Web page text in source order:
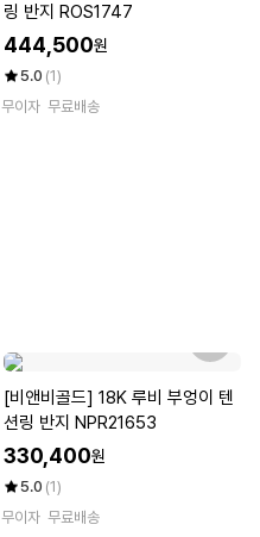
링 반지 ROS1747
444,500원
5.0 (1)
무이자 무료배송
[비앤비골드] 18K 루비 부엉이 텐
션링 반지 NPR21653
330,400원
5.0 (1)
무이자 무료배송